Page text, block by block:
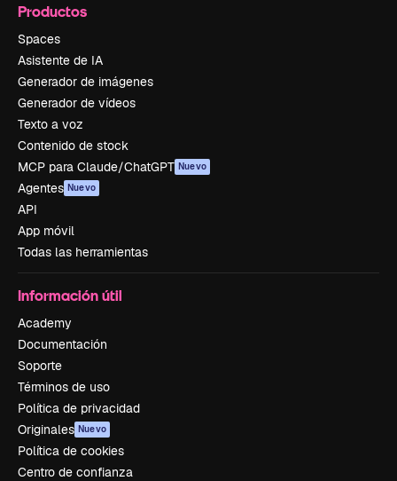
Productos
Spaces
Asistente de IA
Generador de imágenes
Generador de vídeos
Texto a voz
Contenido de stock
MCP para Claude/ChatGPT Nuevo
Agentes Nuevo
API
App móvil
Todas las herramientas
Información útil
Academy
Documentación
Soporte
Términos de uso
Política de privacidad
Originales Nuevo
Política de cookies
Centro de confianza